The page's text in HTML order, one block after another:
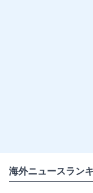
海外ニュースラン